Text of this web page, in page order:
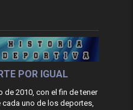
POR IGUAL
de 2010, con el fin de tener
uno de los deportes,